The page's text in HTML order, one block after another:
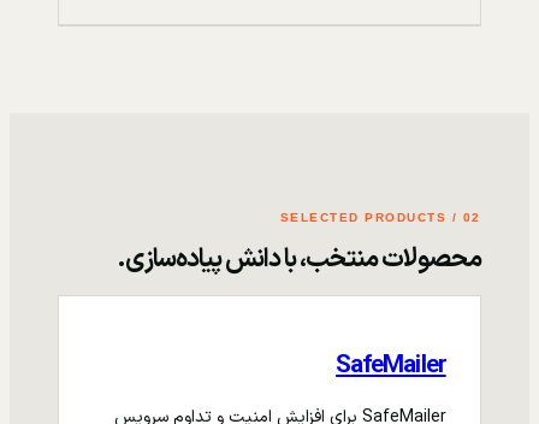
02 / SELECTED PRODUCTS
محصولات منتخب، با دانش پیاده‌سازی.
SafeMailer
SafeMailer برای افزایش امنیت و تداوم سرویس